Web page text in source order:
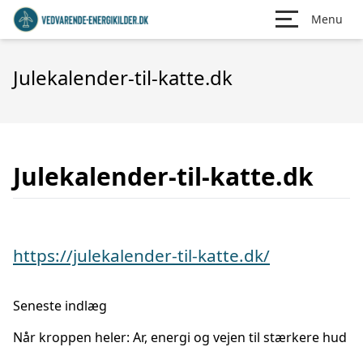
Menu
Julekalender-til-katte.dk
Julekalender-til-katte.dk
https://julekalender-til-katte.dk/
Seneste indlæg
Når kroppen heler: Ar, energi og vejen til stærkere hud